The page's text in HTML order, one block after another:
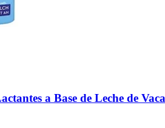
a Base de Leche de